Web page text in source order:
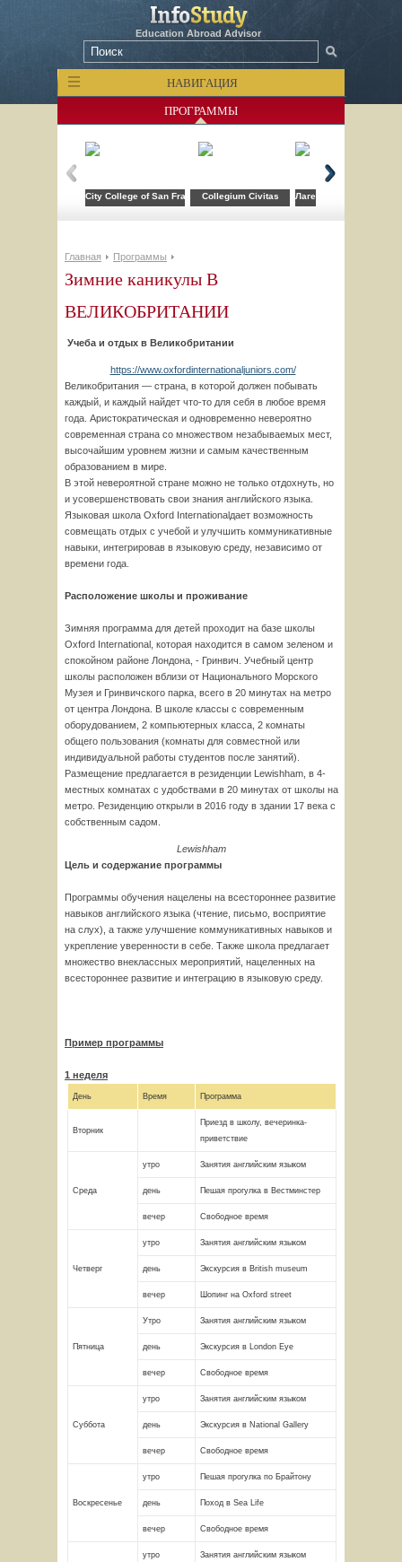
Education Abroad Advisor
НАВИГАЦИЯ
ПРОГРАММЫ
City College of San FranciscoCollegium Civitas Лагерь компьютерных
Главная Программы
Зимние каникулы В
ВЕЛИКОБРИТАНИИ
Учеба и отдых в Великобритании
https://www.oxfordinternationaljuniors.com/
Великобритания — страна, в которой должен побывать
каждый, и каждый найдет что-то для себя в любое время
года. Аристократическая и одновременно невероятно
современная страна со множеством незабываемых мест,
высочайшим уровнем жизни и самым качественным
образованием в мире.
В этой невероятной стране можно не только отдохнуть, но
и усовершенствовать свои знания английского языка.
Языковая школа Oxford Internationalдает возможность
совмещать отдых с учебой и улучшить коммуникативные
навыки, интегрировав в языковую среду, независимо от
времени года.
Расположение школы и проживание
Зимняя программа для детей проходит на базе школы
Oxford International, которая находится в самом зеленом и
спокойном районе Лондона, - Гринвич. Учебный центр
школы расположен вблизи от Национального Морского
Музея и Гринвичского парка, всего в 20 минутах на метро
от центра Лондона. В школе классы с современным
оборудованием, 2 компьютерных класса, 2 комнаты
общего пользования (комнаты для совместной или
индивидуальной работы студентов после занятий).
Размещение предлагается в резиденции Lewishham, в 4-
местных комнатах с удобствами в 20 минутах от школы на
метро. Резиденцию открыли в 2016 году в здании 17 века с
собственным садом.
Lewishham
Цель и содержание программы
Программы обучения нацелены на всестороннее развитие
навыков английского языка (чтение, письмо, восприятие
на слух), а также улучшение коммуникативных навыков и
укрепление уверенности в себе. Также школа предлагает
множество внеклассных мероприятий, нацеленных на
всестороннее развитие и интеграцию в языковую среду.
Пример программы
1 неделя
День Время Программа
Вторник
Приезд в школу, вечеринка-
приветствие
Среда
утро Занятия английским языком
день Пешая прогулка в Вестминстер
вечер Свободное время
Четверг
утро Занятия английским языком
день Экскурсия в British museum
вечер Шопинг на Oxford street
Пятница
Утро Занятия английским языком
день Экскурсия в London Eye
вечер Свободное время
Суббота
утро Занятия английским языком
день Экскурсия в National Gallery
вечер Свободное время
Воскресенье
утро Пешая прогулка по Брайтону
день Поход в Sea Life
вечер Свободное время
утро Занятия английским языком